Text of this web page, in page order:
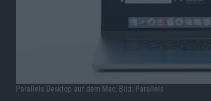
Parallels Desktop auf dem Mac, Bild: Parallels